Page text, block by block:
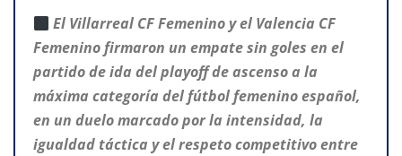
El Villarreal CF Femenino y el Valencia CF
Femenino firmaron un empate sin goles en el
partido de ida del playoff de ascenso a la
máxima categoría del fútbol femenino español,
en un duelo marcado por la intensidad, la
igualdad táctica y el respeto competitivo entre